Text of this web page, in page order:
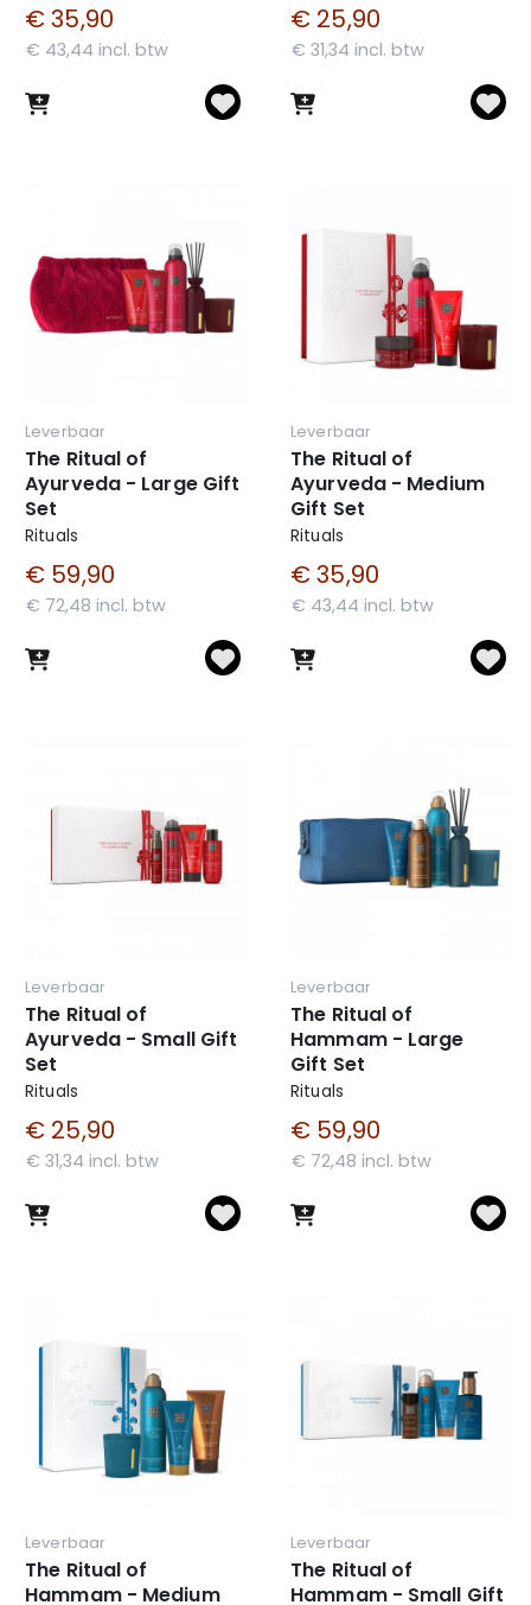
€ 35,90
€ 43,44 incl. btw
€ 25,90
€ 31,34 incl. btw
Leverbaar
The Ritual of
Ayurveda - Large Gift
Set
Rituals
€ 59,90
€ 72,48 incl. btw
Leverbaar
The Ritual of
Ayurveda - Medium
Gift Set
Rituals
€ 35,90
€ 43,44 incl. btw
Leverbaar
The Ritual of
Ayurveda - Small Gift
Set
Rituals
€ 25,90
€ 31,34 incl. btw
Leverbaar
The Ritual of
Hammam - Large
Gift Set
Rituals
€ 59,90
€ 72,48 incl. btw
Leverbaar
The Ritual of
Hammam - Medium
Leverbaar
The Ritual of
Hammam - Small Gift